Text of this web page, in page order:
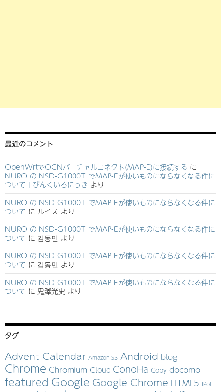
最近のコメント
OpenWrtでOCNバーチャルコネクト(MAP-E)に接続する に
NURO の NSD-G1000T でMAP-Eが使いものにならなくなる件に
ついて | ぴんくいろにっき より
NURO の NSD-G1000T でMAP-Eが使いものにならなくなる件に
ついて に ルイス より
NURO の NSD-G1000T でMAP-Eが使いものにならなくなる件に
ついて に 김동민 より
NURO の NSD-G1000T でMAP-Eが使いものにならなくなる件に
ついて に 김동민 より
NURO の NSD-G1000T でMAP-Eが使いものにならなくなる件に
ついて に 鬼澤光史 より
タグ
Advent Calendar Amazon S3 Android blog
Chrome Chromium Cloud ConoHa Copy docomo
featured Google Google Chrome HTML5 IPoE